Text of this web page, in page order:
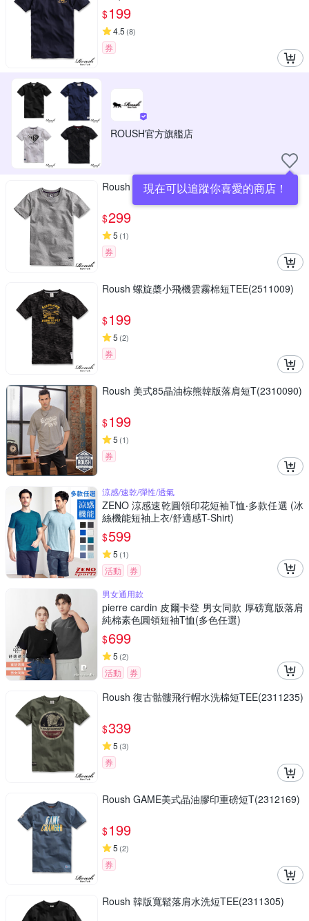
$199
4.5 (8)
券
ROUSH官方旗艦店
現在可以追蹤你喜愛的商店！
Roush 重磅厚棉美式水洗短TEE(912058)
$299
5 (1)
券
Roush 螺旋槳小飛機雲霧棉短TEE(2511009)
$199
5 (2)
券
Roush 美式85晶油棕熊韓版落肩短T(2310090)
$199
5 (1)
券
涼感/速乾/彈性/透氣
ZENO 涼感速乾圓領印花短袖T恤‧多款任選 (冰
絲機能短袖上衣/舒適感T-Shirt)
$599
5 (1)
活動
券
男女通用款
pierre cardin 皮爾卡登 男女同款 厚磅寬版落肩
純棉素色圓領短袖T恤(多色任選)
$699
5 (2)
活動 券
Roush 復古骷髏飛行帽水洗棉短TEE(2311235)
$339
5 (3)
券
Roush GAME美式晶油膠印重磅短T(2312169)
$199
5 (2)
券
Roush 韓版寬鬆落肩水洗短TEE(2311305)